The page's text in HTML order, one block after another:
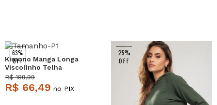
63%
OFF
Kimono Manga Longa
Viscolinho Telha
Salvatore
R$ 189,99
R$ 66,49 no PIX
25%
OFF